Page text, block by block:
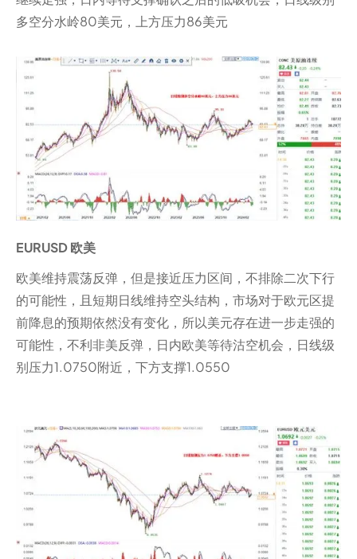
多空分水岭80美元，上方压力86美元
EURUSD 欧美
欧美维持震荡反弹，但是接近压力区间，不排除二次下行
的可能性，且短期日线维持空头结构，市场对于欧元区提
前降息的预期依然没有变化，所以美元存在进一步走强的
可能性，不利非美反弹，日内欧美等待沽空机会，日线级
别压力1.0750附近，下方支撑1.0550